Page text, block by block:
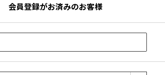
会員登録がお済みのお客様